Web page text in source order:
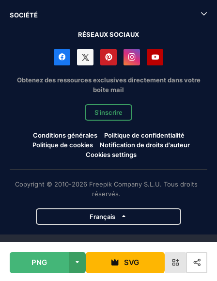
PNG SVG
SOCIÉTÉ
RÉSEAUX SOCIAUX
Obtenez des ressources exclusives directement dans votre
boîte mail
S'inscrire
Conditions générales
Politique de confidentialité
Politique de cookies
Notification de droits d'auteur
Cookies settings
Copyright © 2010-2026 Freepik Company S.L.U. Tous droits
réservés.
Français